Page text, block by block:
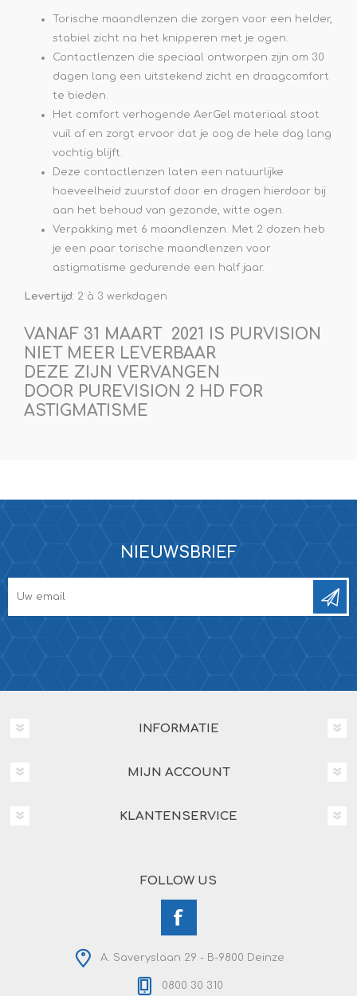
Torische maandlenzen die zorgen voor een helder,
stabiel zicht na het knipperen met je ogen.
Contactlenzen die speciaal ontworpen zijn om 30
dagen lang een uitstekend zicht en draagcomfort
te bieden.
Het comfort verhogende AerGel materiaal stoot
vuil af en zorgt ervoor dat je oog de hele dag lang
vochtig blijft.
Deze contactlenzen laten een natuurlijke
hoeveelheid zuurstof door en dragen hierdoor bij
aan het behoud van gezonde, witte ogen.
Verpakking met 6 maandlenzen. Met 2 dozen heb
je een paar torische maandlenzen voor
astigmatisme gedurende een half jaar.
Levertijd: 2 à 3 werkdagen
VANAF 31 MAART 2021 IS PURVISION
NIET MEER LEVERBAAR
DEZE ZIJN VERVANGEN
DOOR PUREVISION 2 HD FOR
ASTIGMATISME
NIEUWSBRIEF
INFORMATIE
MIJN ACCOUNT
KLANTENSERVICE
FOLLOW US
A. Saveryslaan 29 - B-9800 Deinze
0800 30 310